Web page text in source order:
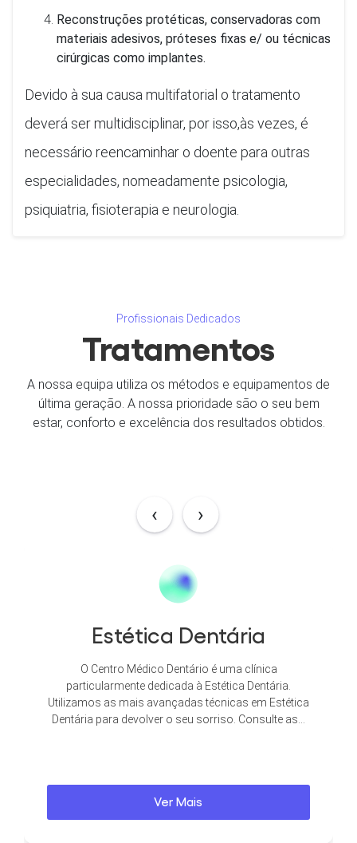
Reconstruções protéticas, conservadoras com
materiais adesivos, próteses fixas e/ ou técnicas
cirúrgicas como implantes.
Devido à sua causa multifatorial o tratamento
deverá ser multidisciplinar, por isso,às vezes, é
necessário reencaminhar o doente para outras
especialidades, nomeadamente psicologia,
psiquiatria, fisioterapia e neurologia.
Profissionais Dedicados
Tratamentos
A nossa equipa utiliza os métodos e equipamentos de
última geração. A nossa prioridade são o seu bem
estar, conforto e excelência dos resultados obtidos.
Dentária
Dentário é uma clínica
dedicada à Estética Dentária.
avançadas técnicas em Estética
o seu sorriso. Consulte as...
Cirurgia
‹ ›